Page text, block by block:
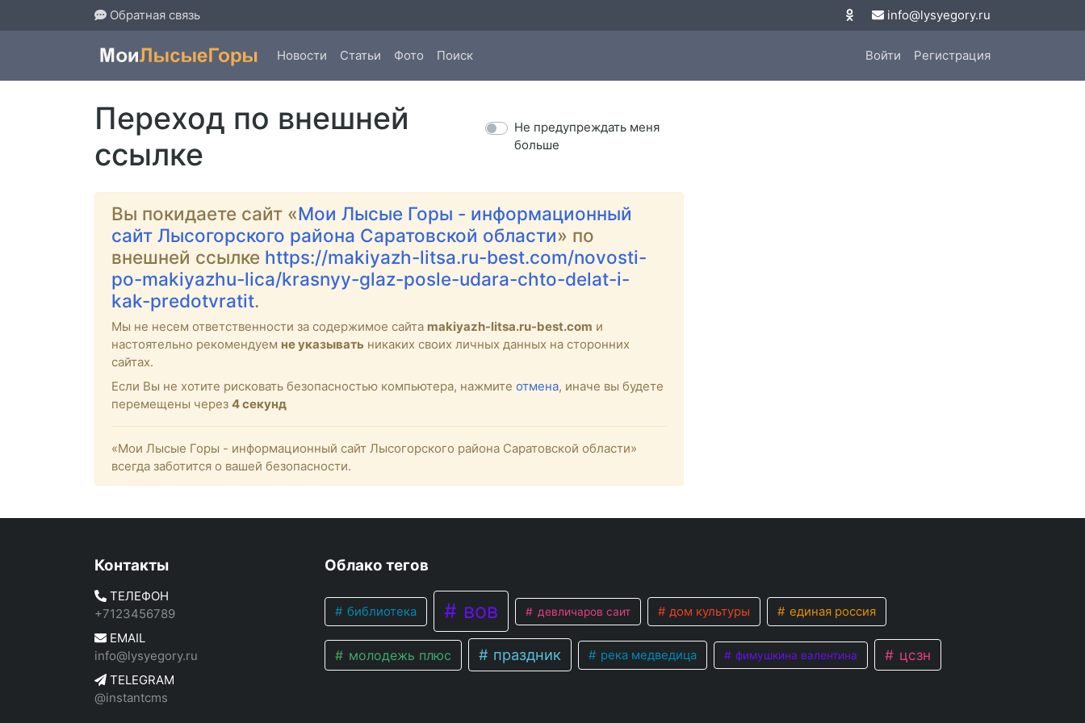
Обратная связь info@lysyegory.ru
Новости Статьи Фото Поиск Войти Регистрация
Переход по внешней
ссылке
Не предупреждать меня
больше
Вы покидаете сайт «Мои Лысые Горы - информационный
сайт Лысогорского района Саратовской области» по
внешней ссылке https://makiyazh-litsa.ru-best.com/novosti-
po-makiyazhu-lica/krasnyy-glaz-posle-udara-chto-delat-i-
kak-predotvratit.
Мы не несем ответственности за содержимое сайта makiyazh-litsa.ru-best.com и
настоятельно рекомендуем не указывать никаких своих личных данных на сторонних
сайтах.
Если Вы не хотите рисковать безопасностью компьютера, нажмите отмена, иначе вы будете
перемещены через 4секунд
«Мои Лысые Горы - информационный сайт Лысогорского района Саратовской области»
всегда заботится о вашей безопасности.
Контакты
ТЕЛЕФОН
+7123456789
EMAIL
info@lysyegory.ru
TELEGRAM
@instantcms
Облако тегов
библиотека вов девличаров саит дом культуры единая россия
молодежь плюс праздник река медведица фимушкина валентина цсзн